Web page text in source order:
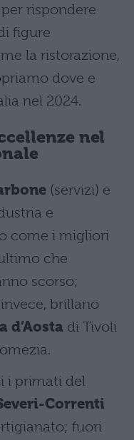
rispondere
figure
la ristorazione,
dove e
nel 2024.
nel
(servizi) e
e
come i migliori
che
scorso;
brillano
d’Aosta di Tivoli
i primati del
Correnti
fuori